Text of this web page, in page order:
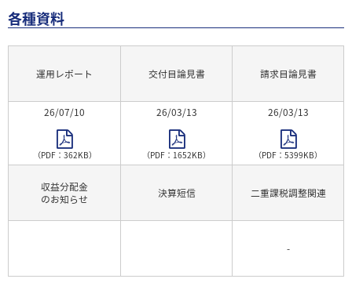
各種資料
運用レポート 交付目論見書 請求目論見書
26/07/10
（PDF：362KB）
26/03/13
（PDF：1652KB）
26/03/13
（PDF：5399KB）
収益分配金
のお知らせ
決算短信 二重課税調整関連
-